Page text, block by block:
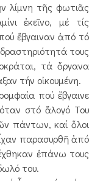
λίμνη τῆς φωτιᾶς
ἐκεῖνο, μέ τίς
ἔβγαιναν ἀπό τό
τους
τά ὄργανα
τήν οἰκουμένη.
πού ἔβγαινε
στό ἄλογό Του
πάντων, καί ὅλοι
παρασυρθῆ ἀπό
ἐπάνω τους
του.